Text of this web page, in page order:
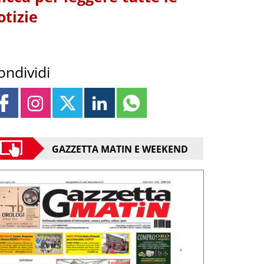
GAZZETTA MATIN E WEEKEND